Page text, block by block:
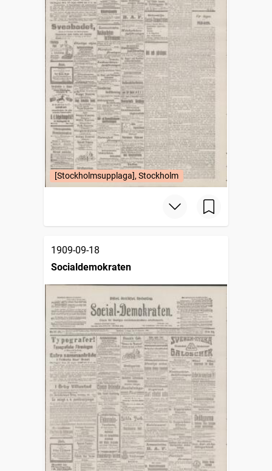
[Stockholmsupplaga], Stockholm
1909-09-18
Socialdemokraten